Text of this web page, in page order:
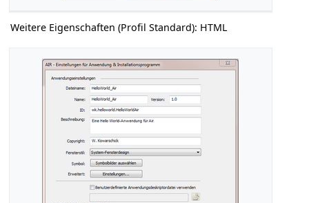
Weitere Eigenschaften (Profil Standard): HTML